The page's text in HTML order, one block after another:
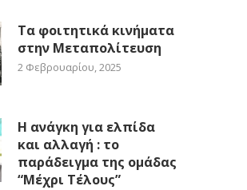
Τα φοιτητικά κινήματα
στην Μεταπολίτευση
2 Φεβρουαρίου, 2025
Η ανάγκη για ελπίδα
και αλλαγή : το
παράδειγμα της ομάδας
“Μέχρι Τέλους”